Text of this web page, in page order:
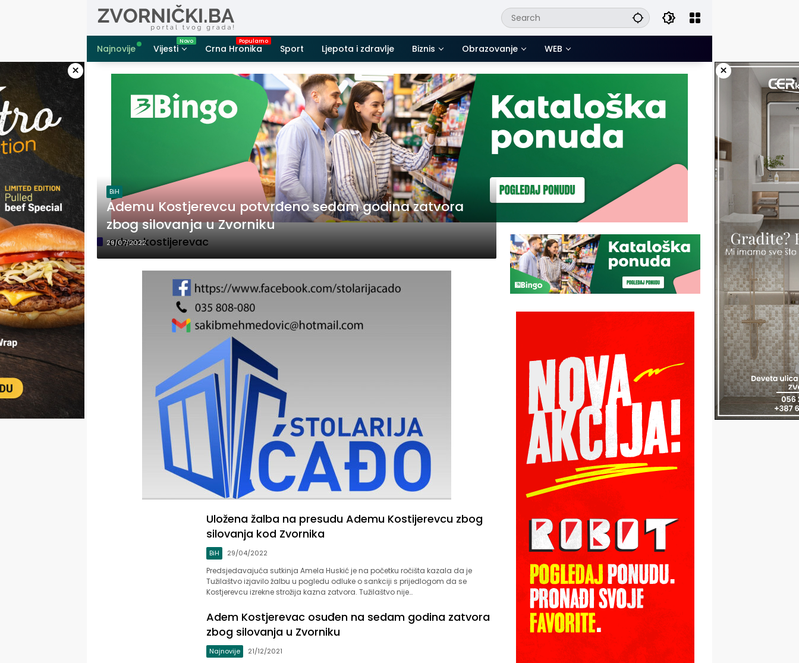
Najnovije
Vijesti Crna Hronika Sport Ljepota i zdravlje Biznis Obrazovanje WEB
× ×
adem kostijerevac
BiH
Ademu Kostjerevcu potvrđeno sedam godina zatvora
zbog silovanja u Zvorniku
29/07/2022
Uložena žalba na presudu Ademu Kostijerevcu zbog
silovanja kod Zvornika
BiH 29/04/2022
Predsjedavajuća sutkinja Amela Huskić je na početku ročišta kazala da je
Tužilaštvo izjavilo žalbu u pogledu odluke o sankciji s prijedlogom da se
Kostjerevcu izrekne strožija kazna zatvora. Tužilaštvo nije…
Adem Kostjerevac osuđen na sedam godina zatvora
zbog silovanja u Zvorniku
Najnovije 21/12/2021